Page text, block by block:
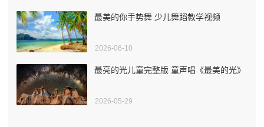
最美的你手势舞 少儿舞蹈教学视频
2026-06-10
最亮的光儿童完整版 童声唱《最美的光》
2026-05-29